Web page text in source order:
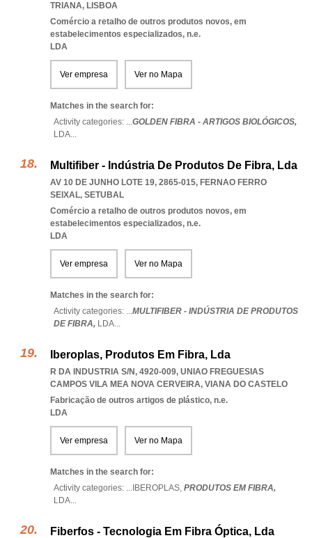
TRIANA, LISBOA
Comércio a retalho de outros produtos novos, em
estabelecimentos especializados, n.e.
LDA
Ver empresa Ver no Mapa
Matches in the search for:
Activity categories: ...GOLDEN FIBRA - ARTIGOS BIOLÓGICOS,
LDA...
Multifiber - Indústria De Produtos De Fibra, Lda
AV 10 DE JUNHO LOTE 19, 2865-015, FERNAO FERRO
SEIXAL, SETUBAL
Comércio a retalho de outros produtos novos, em
estabelecimentos especializados, n.e.
LDA
Ver empresa Ver no Mapa
Matches in the search for:
Activity categories: ...MULTIFIBER - INDÚSTRIA DE PRODUTOS
DE FIBRA, LDA...
Iberoplas, Produtos Em Fibra, Lda
R DA INDUSTRIA S/N, 4920-009, UNIAO FREGUESIAS
CAMPOS VILA MEA NOVA CERVEIRA, VIANA DO CASTELO
Fabricação de outros artigos de plástico, n.e.
LDA
Ver empresa Ver no Mapa
Matches in the search for:
Activity categories: ... IBEROPLAS, PRODUTOS EM FIBRA,
LDA...
Fiberfos - Tecnologia Em Fibra Óptica, Lda